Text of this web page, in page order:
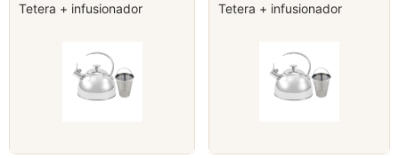
Tetera + infusionador
Tetera + infusionador